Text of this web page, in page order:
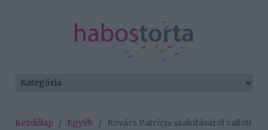
Kezdőlap / Egyéb / Kovács Patrícia szakításáról vallott